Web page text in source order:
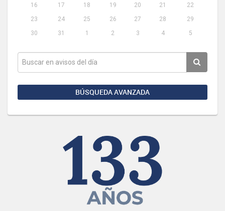
16
17 18 19 20 21
22
23
24 25 26 27 28
29
30
31 1 2 3 4 5
BÚSQUEDA AVANZADA